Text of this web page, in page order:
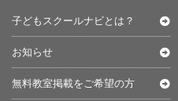
子どもスクールナビとは？
お知らせ
無料教室掲載をご希望の方